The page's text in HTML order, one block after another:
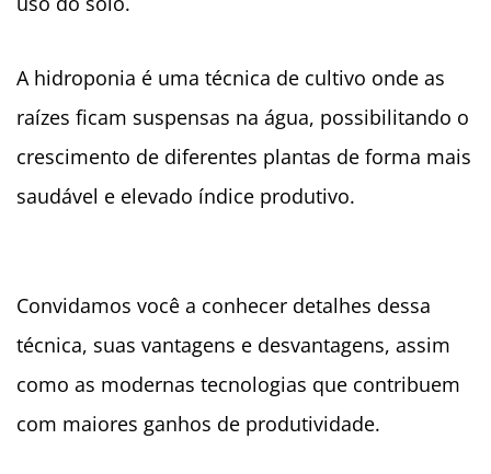
A hidroponia é uma técnica de cultivo onde as
raízes ficam suspensas na água, possibilitando o
crescimento de diferentes plantas de forma mais
saudável e elevado índice produtivo.
Convidamos você a conhecer detalhes dessa
técnica, suas vantagens e desvantagens, assim
como as modernas tecnologias que contribuem
com maiores ganhos de produtividade.